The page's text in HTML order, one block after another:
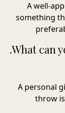
A well-
something
.What can
A personal
throw